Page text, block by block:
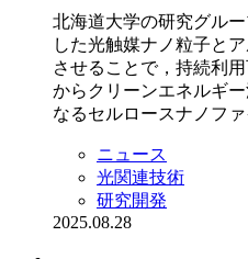
北海道大学の研究グル
した光触媒ナノ粒子と
させることで，持続利
からクリーンエネルギ
なるセルロースナノフ
ニュース
光関連技術
研究開発
2025.08.28